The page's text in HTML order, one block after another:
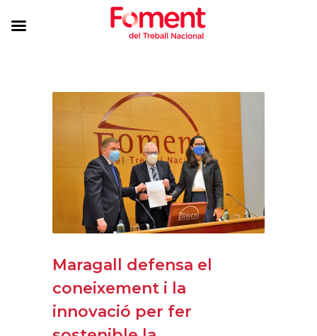
Maragall defensa el
coneixement i la
innovació per fer